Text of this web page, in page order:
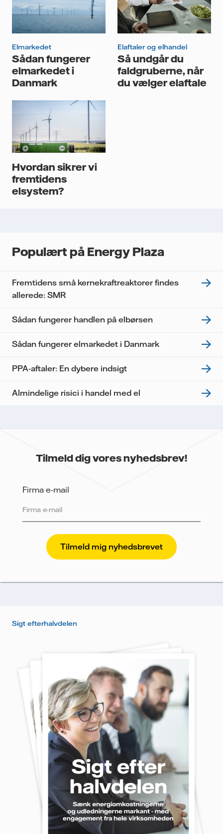
Jeg giver mit samtykke til, at Vattenfall må opbevare og
behandle mine personlige data.
Elmarkedet
Sådan fungerer
elmarkedet i
Danmark
Elaftaler og elhandel
Så undgår du
faldgruberne, når
du vælger elaftale
Hvordan sikrer vi
fremtidens
elsystem?
Populært på Energy Plaza
Fremtidens små kernekraftreaktorer findes
allerede: SMR
Sådan fungerer handlen på elbørsen
Sådan fungerer elmarkedet i Danmark
PPA-aftaler: En dybere indsigt
Almindelige risici i handel med el
Tilmeld dig vores nyhedsbrev!
Firma e-mail
Vattenfall beskytter og respekterer dit privatliv. For at
Vattenfalls salg til store virksomheder kan sende
nyhedsbrevet til dig, har vi brug for dine oplysninger.
performance, herunder åbningsrate og klikrate. Dine
dit samtykke tilbage. Læs vores
mine personoplysninger med henblik på at sende
mig nyhedsbrevet.
Sigt efterhalvdelen